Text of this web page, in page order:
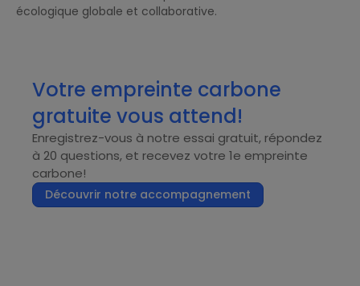
écologique globale et collaborative.
Votre empreinte carbone
gratuite vous attend!
Enregistrez-vous à notre essai gratuit, répondez
à 20 questions, et recevez votre 1e empreinte
carbone!
Découvrir notre accompagnement